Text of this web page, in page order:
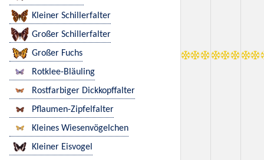
Kleiner Schillerfalter
Großer Schillerfalter
Großer Fuchs
Rotklee-Bläuling
Rostfarbiger Dickkopffalter
Pflaumen-Zipfelfalter
Kleines Wiesenvögelchen
Kleiner Eisvogel